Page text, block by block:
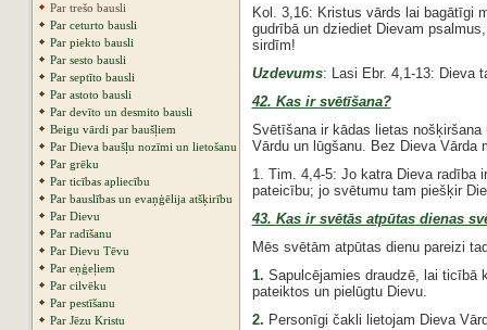
Par trešo bausli
Par ceturto bausli
Par piekto bausli
Par sesto bausli
Par septīto bausli
Par astoto bausli
Par devīto un desmito bausli
Beigu vārdi par baušļiem
Par Dieva baušļu nozīmi un lietošanu
Par grēku
Par ticības apliecību
Par bauslības un evaņģēlija atšķirību
Par Dievu
Par radīšanu
Par Dievu Tēvu
Par eņģeļiem
Par cilvēku
Par pestīšanu
Par Jēzu Kristu
Kol. 3,16: Kristus vārds lai bagātīgi
gudrībā un dziediet Dievam
sirdīm!
Uzdevums: Lasi Ebr. 4,1-13: Dieva
42. Kas ir svētīšana?
Svētīšana ir kādas lietas
Vārdu un lūgšanu. Bez Dieva Vārda
1. Tim. 4,4-5: Jo katra Dieva radība
pateicību; jo svētumu tam piešķir
43. Kas ir svētās atpūtas dienas
Mēs svētām atpūtas dienu pareizi
1. Sapulcējamies draudzē, lai ticībā
pateiktos un pielūgtu Dievu.
2. Personīgi čakli lietojam Dieva